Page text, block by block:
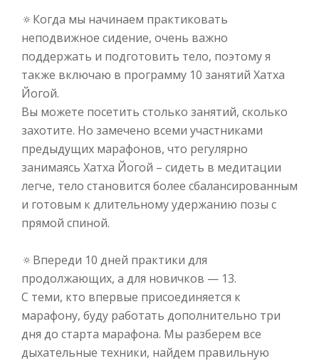
🔅 Когда мы начинаем практиковать
неподвижное сидение, очень важно
поддержать и подготовить тело, поэтому я
также включаю в программу 10 занятий Хатха
Йогой.⠀
Вы можете посетить столько занятий, сколько
захотите. Но замечено всеми участниками
предыдущих марафонов, что регулярно
занимаясь Хатха Йогой – сидеть в медитации
легче, тело становится более сбалансированным
и готовым к длительному удержанию позы с
прямой спиной.⠀
🔅 Впереди 10 дней практики для
продолжающих, а для новичков — 13.⠀
С теми, кто впервые присоединяется к
марафону, буду работать дополнительно три
дня до старта марафона. Мы разберем все
дыхательные техники, найдем правильную